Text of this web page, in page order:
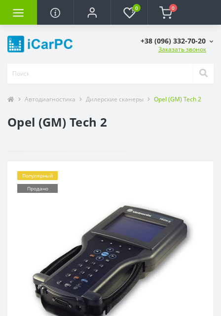
0 0
+38 (096) 332-70-20
Заказать звонок
Автодиагностика Дилерские сканеры Opel (GM) Tech 2
Opel (GM) Tech 2
Популярный
Продано